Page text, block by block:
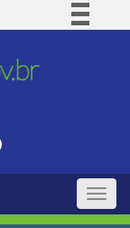
BR
Toggle